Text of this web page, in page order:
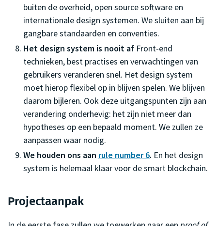
buiten de overheid, open source software en
internationale design systemen. We sluiten aan bij
gangbare standaarden en conventies.
Het design system is nooit af Front-end
technieken, best practises en verwachtingen van
gebruikers veranderen snel. Het design system
moet hierop flexibel op in blijven spelen. We blijven
daarom bijleren. Ook deze uitgangspunten zijn aan
verandering onderhevig: het zijn niet meer dan
hypotheses op een bepaald moment. We zullen ze
aanpassen waar nodig.
We houden ons aan rule number 6. En het design
system is helemaal klaar voor de smart blockchain.
Projectaanpak